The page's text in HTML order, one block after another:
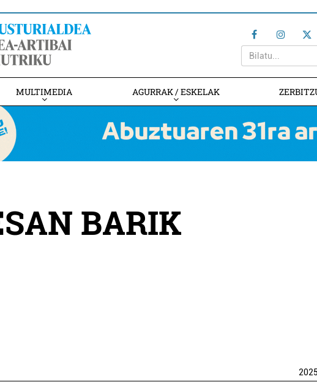
MULTIMEDIA AGURRAK / ESKELAK
BARIK
2025